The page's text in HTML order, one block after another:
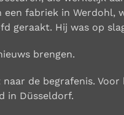
fabriek in Werdohl,
geraakt. Hij was op
brengen.
de begrafenis. Voor
in Düsseldorf.